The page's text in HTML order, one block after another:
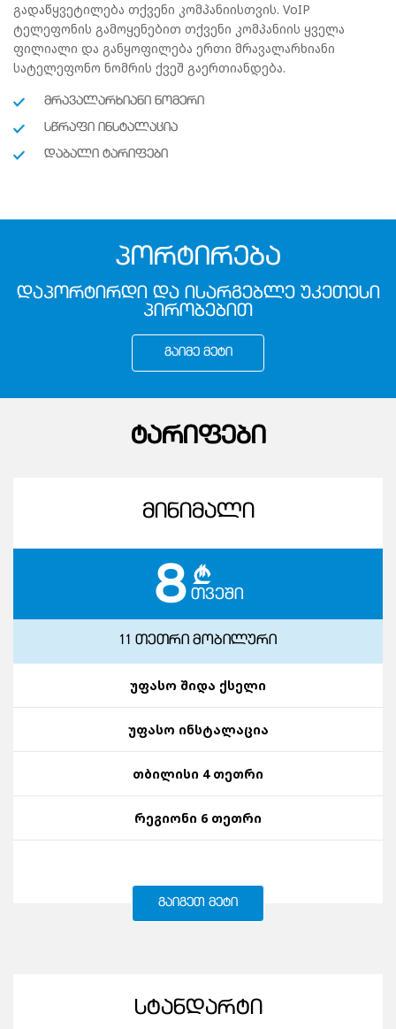
გადაწყვეტილება თქვენი კომპანიისთვის. VoIP
ტელეფონის გამოყენებით თქვენი კომპანიის ყველა
ფილიალი და განყოფილება ერთი მრავალარხიანი
სატელეფონო ნომრის ქვეშ გაერთიანდება.
ᲛᲠᲐᲕᲐᲚᲐᲠᲮᲘᲐᲜᲘ ᲜᲝᲛᲔᲠᲘ
ᲡᲬᲠᲐᲤᲘ ᲘᲜᲡᲢᲐᲚᲐᲪᲘᲐ
ᲓᲐᲑᲐᲚᲘ ᲢᲐᲠᲘᲤᲔᲑᲘ
ᲞᲝᲠᲢᲘᲠᲔᲑᲐ
ᲓᲐᲞᲝᲠᲢᲘᲠᲓᲘ ᲓᲐ ᲘᲡᲐᲠᲒᲔᲑᲚᲔ ᲣᲙᲔᲗᲔᲡᲘ
ᲞᲘᲠᲝᲑᲔᲑᲘᲗ
ᲒᲐᲘᲛᲔ ᲛᲔᲢᲘ
ᲢᲐᲠᲘᲤᲔᲑᲘ
ᲛᲘᲜᲘᲛᲐᲚᲘ
8 c
ᲗᲕᲔᲨᲘ
11 ᲗᲔᲗᲠᲘ ᲛᲝᲑᲘᲚᲣᲠᲘ
უფასო შიდა ქსელი
უფასო ინსტალაცია
თბილისი 4 თეთრი
რეგიონი 6 თეთრი
ᲒᲐᲘᲒᲔᲗ ᲛᲔᲢᲘ
ᲡᲢᲐᲜᲓᲐᲠᲢᲘ